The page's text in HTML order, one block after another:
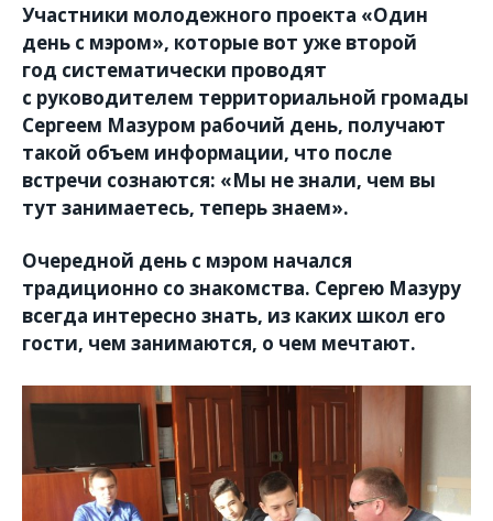
Участники молодежного проекта «Один
день с мэром», которые вот уже второй
год систематически проводят
с руководителем территориальной громады
Сергеем Мазуром рабочий день, получают
такой объем информации, что после
встречи сознаются: «Мы не знали, чем вы
тут занимаетесь, теперь знаем».
Очередной день с мэром начался
традиционно со знакомства. Сергею Мазуру
всегда интересно знать, из каких школ его
гости, чем занимаются, о чем мечтают.